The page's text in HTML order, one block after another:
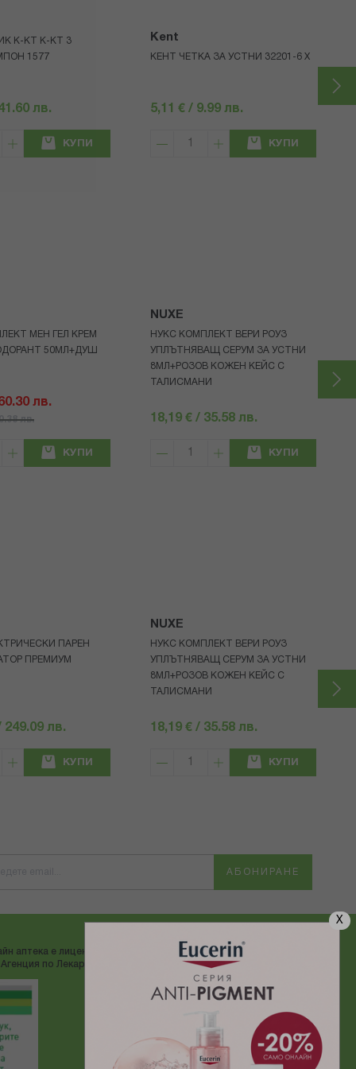
X
К-КТ К-КТ 3
1577
лв.
КУПИ
Kent
КЕНТ ЧЕТКА ЗА УСТНИ 32201-6 Х
5,11 € / 9.99 лв.
КУПИ
МЕН ГЕЛ КРЕМ
50МЛ+ДУШ
лв.
лв.
КУПИ
NUXE
НУКС КОМПЛЕКТ ВЕРИ РОУЗ
УПЛЪТНЯВАЩ СЕРУМ ЗА УСТНИ
8МЛ+РОЗОВ КОЖЕН КЕЙС С
ТАЛИСМАНИ
18,19 € / 35.58 лв.
КУПИ
ПАРЕН
ПРЕМИУМ
249.09 лв.
КУПИ
NUXE
НУКС КОМПЛЕКТ ВЕРИ РОУЗ
УПЛЪТНЯВАЩ СЕРУМ ЗА УСТНИ
8МЛ+РОЗОВ КОЖЕН КЕЙС С
ТАЛИСМАНИ
18,19 € / 35.58 лв.
КУПИ
АБОНИРАНЕ
аптека е лицензирана от
по Лекарствата"
ДОСТАВЯМЕ С: